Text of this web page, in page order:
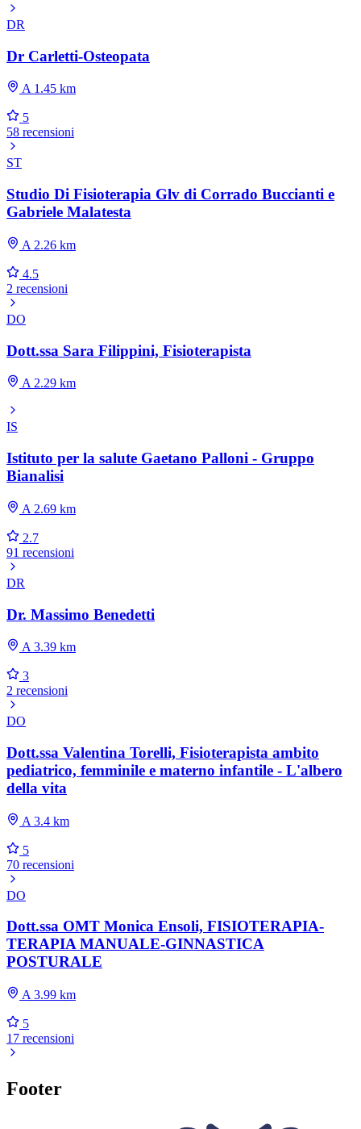
DR
Dr Carletti-Osteopata
A 1.45 km
5
58 recensioni
ST
Studio Di Fisioterapia Glv di Corrado Buccianti e
Gabriele Malatesta
A 2.26 km
4.5
2 recensioni
DO
Dott.ssa Sara Filippini, Fisioterapista
A 2.29 km
IS
Istituto per la salute Gaetano Palloni - Gruppo
Bianalisi
A 2.69 km
2.7
91 recensioni
DR
Dr. Massimo Benedetti
A 3.39 km
3
2 recensioni
DO
Dott.ssa Valentina Torelli, Fisioterapista ambito
pediatrico, femminile e materno infantile - L'albero
della vita
A 3.4 km
5
70 recensioni
DO
Dott.ssa OMT Monica Ensoli, FISIOTERAPIA-
TERAPIA MANUALE-GINNASTICA
POSTURALE
A 3.99 km
5
17 recensioni
Footer